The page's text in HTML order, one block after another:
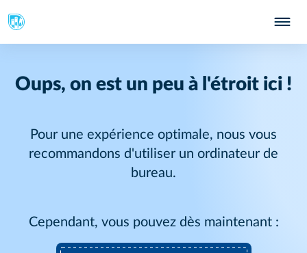
Oups, on est un peu à l'étroit ici !
Pour une expérience optimale, nous vous
recommandons d'utiliser un ordinateur de
bureau.
Cependant, vous pouvez dès maintenant :